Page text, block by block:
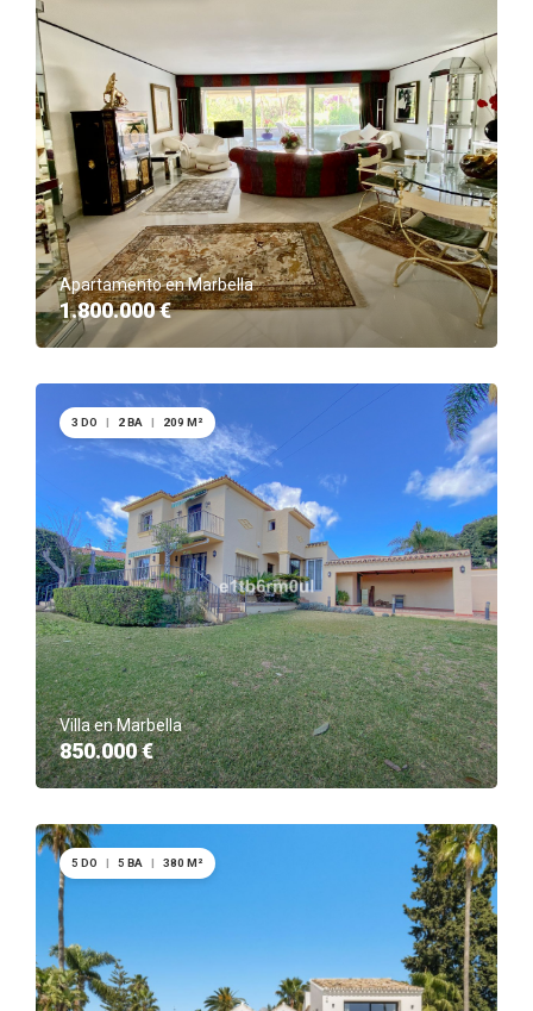
Apartamento en Marbella
1.800.000 €
Villa en Marbella
850.000 €
3 DO | 2 BA | 209 M²
5 DO | 5 BA | 380 M²